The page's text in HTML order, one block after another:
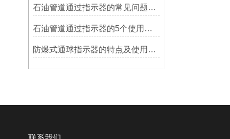
石油管道通过指示器的常见问题及解决方式
石油管道通过指示器的5个使用说明
防爆式通球指示器的特点及使用方法